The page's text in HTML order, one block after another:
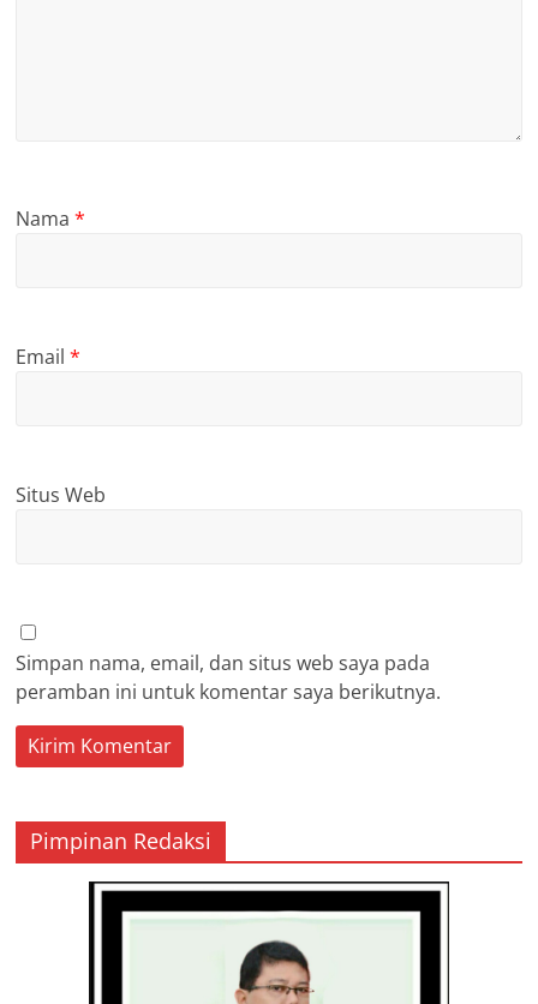
Nama*
Email*
Situs Web
Simpan nama, email, dan situs web saya pada
peramban ini untuk komentar saya berikutnya.
Pimpinan Redaksi